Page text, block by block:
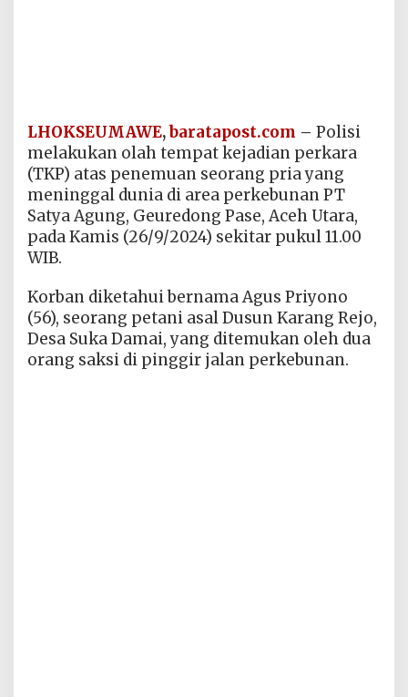
LHOKSEUMAWE,baratapost.com – Polisi
melakukan olah tempat kejadian perkara
(TKP) atas penemuan seorang pria yang
meninggal dunia di area perkebunan PT
Satya Agung, Geuredong Pase, Aceh Utara,
pada Kamis (26/9/2024) sekitar pukul 11.00
WIB.
Korban diketahui bernama Agus Priyono
(56), seorang petani asal Dusun Karang Rejo,
Desa Suka Damai, yang ditemukan oleh dua
orang saksi di pinggir jalan perkebunan.